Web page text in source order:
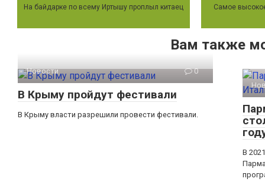
На байдарке по всему Иртышу проплыл китаец Самое
Вам также
Новости 0
В Крыму пройдут фестивали
В Крыму власти разрешили провести фестивали.
В